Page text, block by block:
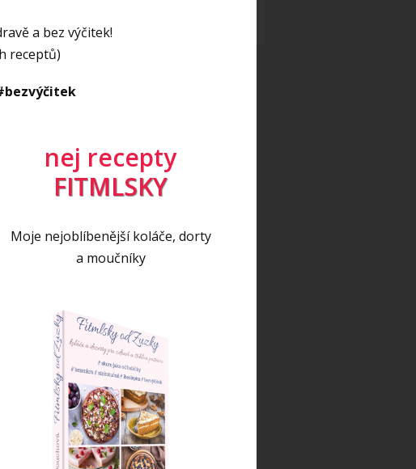
a bez výčitek!
receptů)
nej recepty
FITMLSKY
Moje nejoblíbenější koláče, dorty
a moučníky